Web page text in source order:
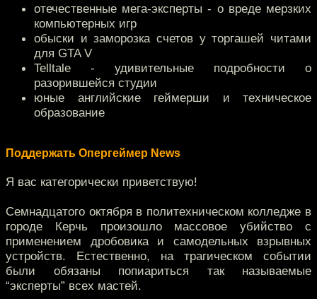
отечественные мега-эксперты - о вреде мерзких
компьютерных игр
обыски и заморозка счетов у торгашей читами
для GTA V
Telltale - удивительные подробности о
разорившейся студии
юные английские геймерши и техническое
образование
Поддержать Опергеймер News
Я вас категорически приветствую!
Семнадцатого октября в политехническом колледже в
городе Керчь произошло массовое убийство с
применением дробовика и самодельных взрывных
устройств. Естественно, на трагическом событии
были обязаны попиариться так называемые
“эксперты” всех мастей.